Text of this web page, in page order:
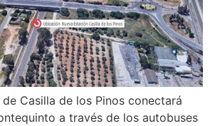
Casilla de los Pinos conectará
a través de los autobuses